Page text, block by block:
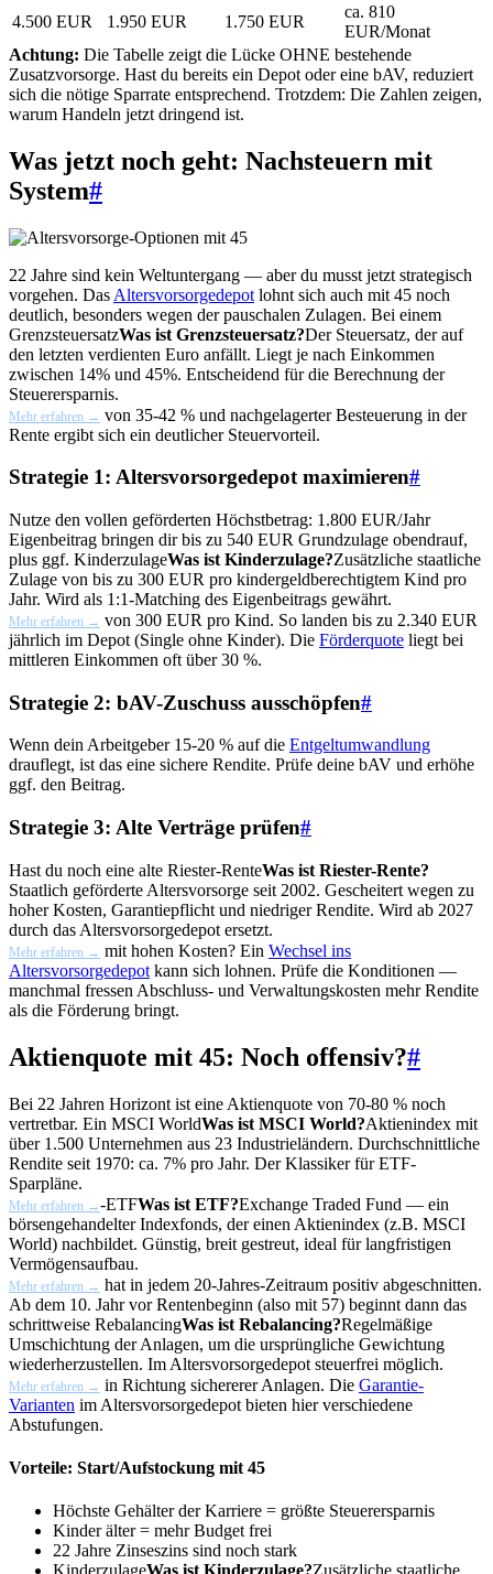
4.500 EUR
1.950 EUR 1.750 EUR
ca. 810
EUR/Monat
Achtung: Die Tabelle zeigt die Lücke OHNE bestehende
Zusatzvorsorge. Hast du bereits ein Depot oder eine bAV, reduziert
sich die nötige Sparrate entsprechend. Trotzdem: Die Zahlen zeigen,
warum Handeln jetzt dringend ist.
Was jetzt noch geht: Nachsteuern mit
System#
22 Jahre sind kein Weltuntergang — aber du musst jetzt strategisch
vorgehen. Das Altersvorsorgedepot lohnt sich auch mit 45 noch
deutlich, besonders wegen der pauschalen Zulagen. Bei einem
GrenzsteuersatzWas ist Grenzsteuersatz?Der Steuersatz, der auf
den letzten verdienten Euro anfällt. Liegt je nach Einkommen
zwischen 14% und 45%. Entscheidend für die Berechnung der
Steuerersparnis.
Mehr erfahren → von 35-42 % und nachgelagerter Besteuerung in der
Rente ergibt sich ein deutlicher Steuervorteil.
Strategie 1: Altersvorsorgedepot maximieren#
Nutze den vollen geförderten Höchstbetrag: 1.800 EUR/Jahr
Eigenbeitrag bringen dir bis zu 540 EUR Grundzulage obendrauf,
plus ggf. KinderzulageWas ist Kinderzulage?Zusätzliche staatliche
Zulage von bis zu 300 EUR pro kindergeldberechtigtem Kind pro
Jahr. Wird als 1:1-Matching des Eigenbeitrags gewährt.
Mehr erfahren → von 300 EUR pro Kind. So landen bis zu 2.340 EUR
jährlich im Depot (Single ohne Kinder). Die Förderquote liegt bei
mittleren Einkommen oft über 30 %.
Strategie 2: bAV-Zuschuss ausschöpfen#
Wenn dein Arbeitgeber 15-20 % auf die Entgeltumwandlung
drauflegt, ist das eine sichere Rendite. Prüfe deine bAV und erhöhe
ggf. den Beitrag.
Strategie 3: Alte Verträge prüfen#
Hast du noch eine alte Riester-RenteWas ist Riester-Rente?
Staatlich geförderte Altersvorsorge seit 2002. Gescheitert wegen zu
hoher Kosten, Garantiepflicht und niedriger Rendite. Wird ab 2027
durch das Altersvorsorgedepot ersetzt.
Mehr erfahren → mit hohen Kosten? Ein Wechsel ins
Altersvorsorgedepot kann sich lohnen. Prüfe die Konditionen —
manchmal fressen Abschluss- und Verwaltungskosten mehr Rendite
als die Förderung bringt.
Aktienquote mit 45: Noch offensiv?#
Bei 22 Jahren Horizont ist eine Aktienquote von 70-80 % noch
vertretbar. Ein MSCI WorldWas ist MSCI World?Aktienindex mit
über 1.500 Unternehmen aus 23 Industrieländern. Durchschnittliche
Rendite seit 1970: ca. 7% pro Jahr. Der Klassiker für ETF-
Sparpläne.
Mehr erfahren →-ETFWas ist ETF?Exchange Traded Fund — ein
börsengehandelter Indexfonds, der einen Aktienindex (z.B. MSCI
World) nachbildet. Günstig, breit gestreut, ideal für langfristigen
Vermögensaufbau.
Mehr erfahren → hat in jedem 20-Jahres-Zeitraum positiv abgeschnitten.
Ab dem 10. Jahr vor Rentenbeginn (also mit 57) beginnt dann das
schrittweise RebalancingWas ist Rebalancing?Regelmäßige
Umschichtung der Anlagen, um die ursprüngliche Gewichtung
wiederherzustellen. Im Altersvorsorgedepot steuerfrei möglich.
Mehr erfahren → in Richtung sichererer Anlagen. Die Garantie-
Varianten im Altersvorsorgedepot bieten hier verschiedene
Abstufungen.
Vorteile: Start/Aufstockung mit 45
Höchste Gehälter der Karriere = größte Steuerersparnis
Kinder älter = mehr Budget frei
22 Jahre Zinseszins sind noch stark